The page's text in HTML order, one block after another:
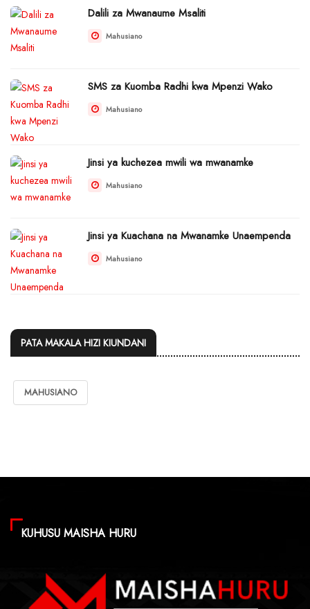
Dalili za Mwanaume Msaliti
Mahusiano
SMS za Kuomba Radhi kwa Mpenzi Wako
Mahusiano
Jinsi ya kuchezea mwili wa mwanamke
Mahusiano
Jinsi ya Kuachana na Mwanamke Unaempenda
Mahusiano
PATA MAKALA HIZI KIUNDANI
MAHUSIANO
KUHUSU MAISHA HURU